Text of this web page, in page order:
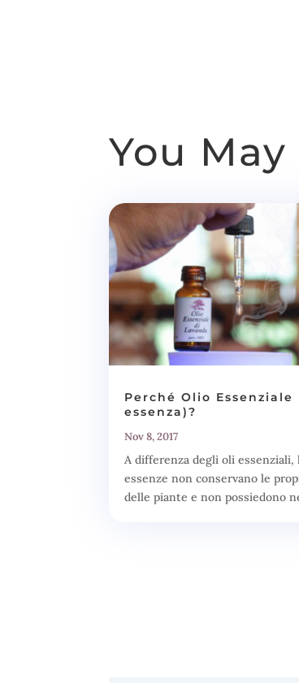
You
Perché Olio Essenziale
essenza)?
Nov 8, 2017
A differenza degli oli essenziali,
essenze non conservano le
delle piante e non possiedono